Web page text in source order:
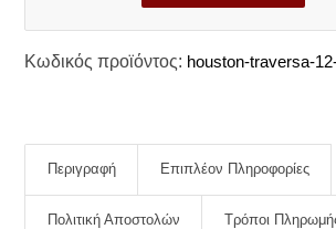
Κωδικός προϊόντος: houston-traversa-
Περιγραφή Επιπλέον Πληροφορίες
Πολιτική Αποστολών Τρόποι